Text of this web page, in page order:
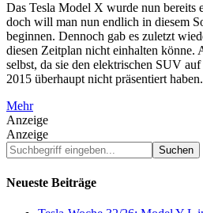
Das Tesla Model X wurde nun bereits
doch will man nun endlich in diesem
beginnen. Dennoch gab es zuletzt
diesen Zeitplan nicht einhalten könne.
selbst, da sie den elektrischen SUV
2015 überhaupt nicht präsentiert
Mehr
Anzeige
Anzeige
Suchbegriff
eingeben...
Neueste Beiträge